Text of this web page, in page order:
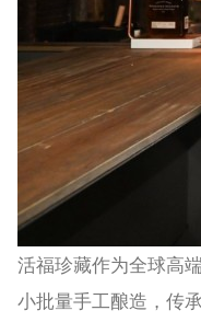
活福珍藏作为全球高
小批量手工酿造，传